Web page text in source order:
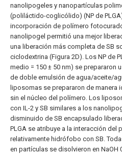
nanolipogeles y nanopartículas
(poliláctido-coglicólido) (NP de
incorporación de polímero
nanolipogel permitió una mejor
una liberación más completa de SB
ciclodextrina (Figura 2D). Los NP de
medio = 150 ± 50 nm) se prepararon
de doble emulsión de agua/aceite/
liposomas se prepararon de manera
sin el núcleo del polímero. Los
con IL-2 y SB similares a los
disminuido de SB encapsulado
PLGA se atribuye a la interacción del
relativamente hidrófobo con SB.
en partículas se disolvieron en NaOH